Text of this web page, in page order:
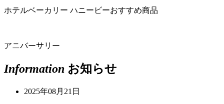
ホテルベーカリー ハニービーおすすめ商品
アニバーサリー
Information お知らせ
2025年08月21日